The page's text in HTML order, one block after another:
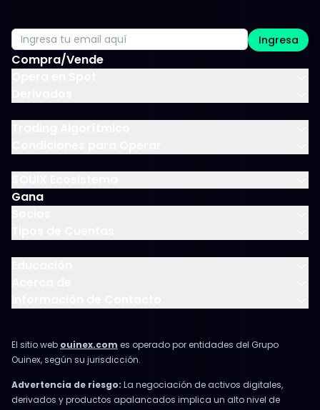
Compra/Vende
Gana
Ingresa
El sitio web ouinex.com es operado por entidades del Grupo
Ouinex, según su jurisdicción.
Advertencia de riesgo: La negociación de activos digitales,
derivados y productos apalancados implica un alto nivel de